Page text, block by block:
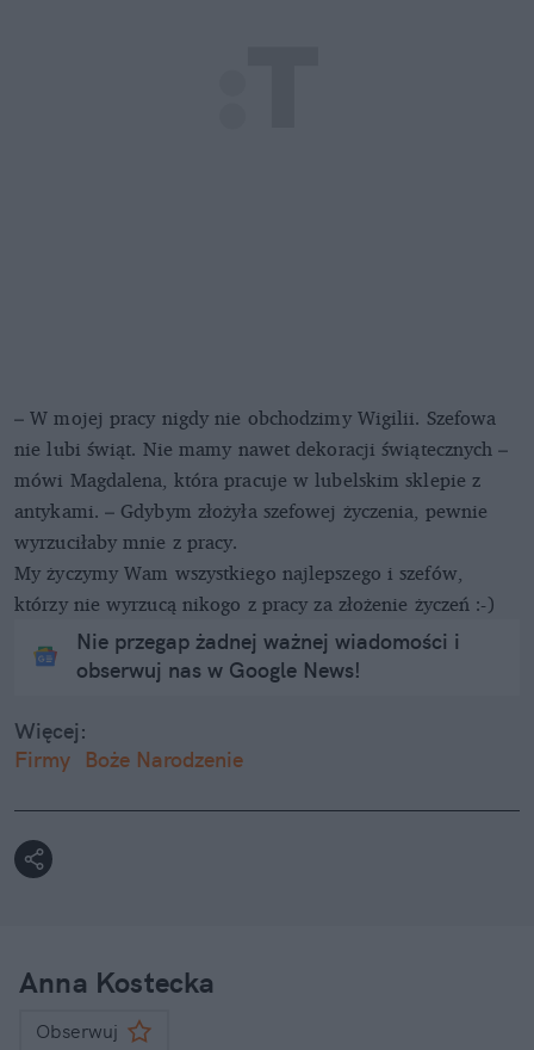
– W mojej pracy nigdy nie obchodzimy Wigilii. Szefowa
nie lubi świąt. Nie mamy nawet dekoracji świątecznych –
mówi Magdalena, która pracuje w lubelskim sklepie z
antykami. – Gdybym złożyła szefowej życzenia, pewnie
wyrzuciłaby mnie z pracy.
My życzymy Wam wszystkiego najlepszego i szefów,
którzy nie wyrzucą nikogo z pracy za złożenie życzeń :-)
Nie przegap żadnej ważnej wiadomości i
obserwuj nas w Google News!
Więcej:
Firmy
Boże Narodzenie
Anna Kostecka
Obserwuj